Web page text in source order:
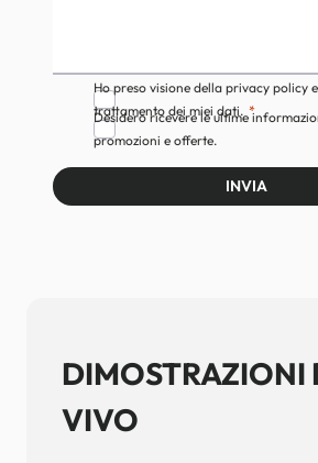
Ho preso visione della privacy policy
trattamento dei miei dati.
Desidero ricevere le ultime
promozioni e offerte.
INVIA
DIMOSTRAZIONI
VIVO